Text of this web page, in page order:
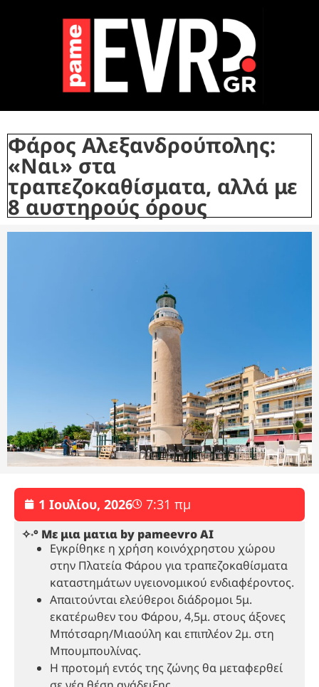
Φάρος Αλεξανδρούπολης:
«Ναι» στα
τραπεζοκαθίσματα, αλλά με
8 αυστηρούς όρους
1 Ιουλίου, 2026 7:31 πμ
✧˖° Με μια ματια by pameevro AI
Εγκρίθηκε η χρήση κοινόχρηστου χώρου
στην Πλατεία Φάρου για τραπεζοκαθίσματα
καταστημάτων υγειονομικού ενδιαφέροντος.
Απαιτούνται ελεύθεροι διάδρομοι 5μ.
εκατέρωθεν του Φάρου, 4,5μ. στους άξονες
Μπότσαρη/Μιαούλη και επιπλέον 2μ. στη
Μπουμπουλίνας.
Η προτομή εντός της ζώνης θα μεταφερθεί